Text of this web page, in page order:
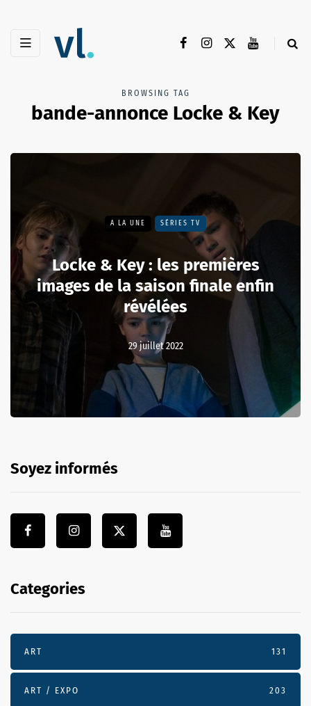
BROWSING TAG
bande-annonce Locke & Key
A LA UNE SÉRIES TV
Locke & Key : les premières
images de la saison finale enfin
révélées
29 juillet 2022
Soyez informés
Categories
ART 131
ART / EXPO 203